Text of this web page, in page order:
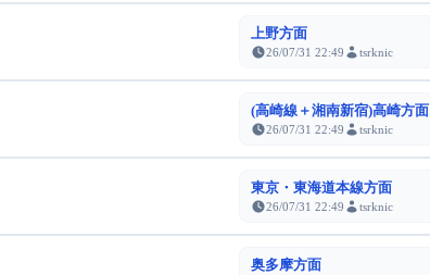
上野方面
26/07/31 22:49 tsrknic
(高崎線＋湘南新宿)高崎方面
26/07/31 22:49 tsrknic
東京・東海道本線方面
26/07/31 22:49 tsrknic
奥多摩方面